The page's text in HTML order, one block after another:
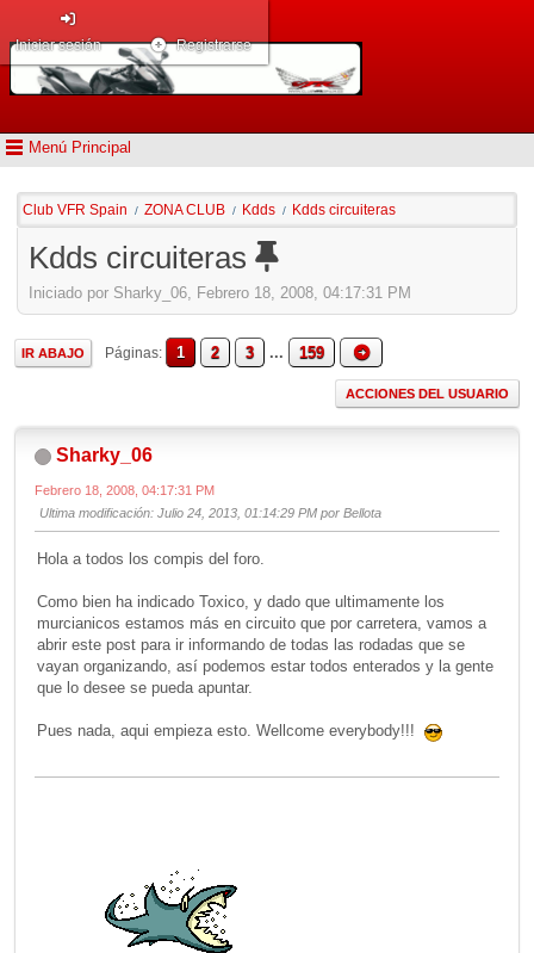
Menú Principal
Iniciar sesión Registrarse
Club VFR Spain / ZONA CLUB / Kdds / Kdds circuiteras
Kdds circuiteras
Iniciado por Sharky_06, Febrero 18, 2008, 04:17:31 PM
IR ABAJO Páginas 1 2 3 ... 159
ACCIONES DEL USUARIO
Sharky_06
Febrero 18, 2008, 04:17:31 PM
Ultima modificación: Julio 24, 2013, 01:14:29 PM por Bellota
Hola a todos los compis del foro.
Como bien ha indicado Toxico, y dado que ultimamente los
murcianicos estamos más en circuito que por carretera, vamos a
abrir este post para ir informando de todas las rodadas que se
vayan organizando, así podemos estar todos enterados y la gente
que lo desee se pueda apuntar.
Pues nada, aqui empieza esto. Wellcome everybody!!!